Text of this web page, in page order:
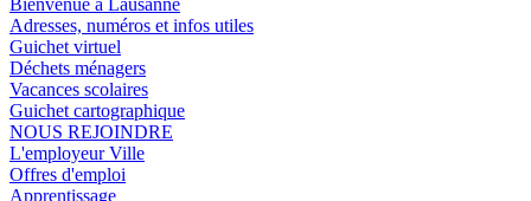
Bienvenue à Lausanne
Adresses, numéros et infos utiles
Guichet virtuel
Déchets ménagers
Vacances scolaires
Guichet cartographique
NOUS REJOINDRE
L'employeur Ville
Offres d'emploi
Apprentissage